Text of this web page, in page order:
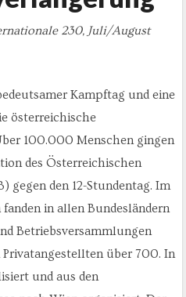
230, Juli/August
Kampftag und eine
österreichische
100.000 Menschen gingen
des Österreichischen
gegen den 12-Stundentag. Im
in allen Bundesländern
Betriebsversammlungen
über 700. In
und aus den